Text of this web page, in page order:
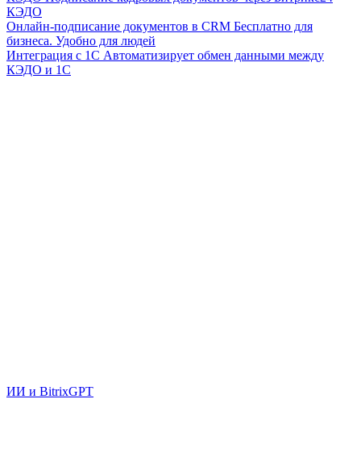
КЭДО
Онлайн-подписание документов в CRM Бесплатно для
бизнеса. Удобно для людей
Интеграция с 1С Автоматизирует обмен данными между
КЭДО и 1С
ИИ и BitrixGPT